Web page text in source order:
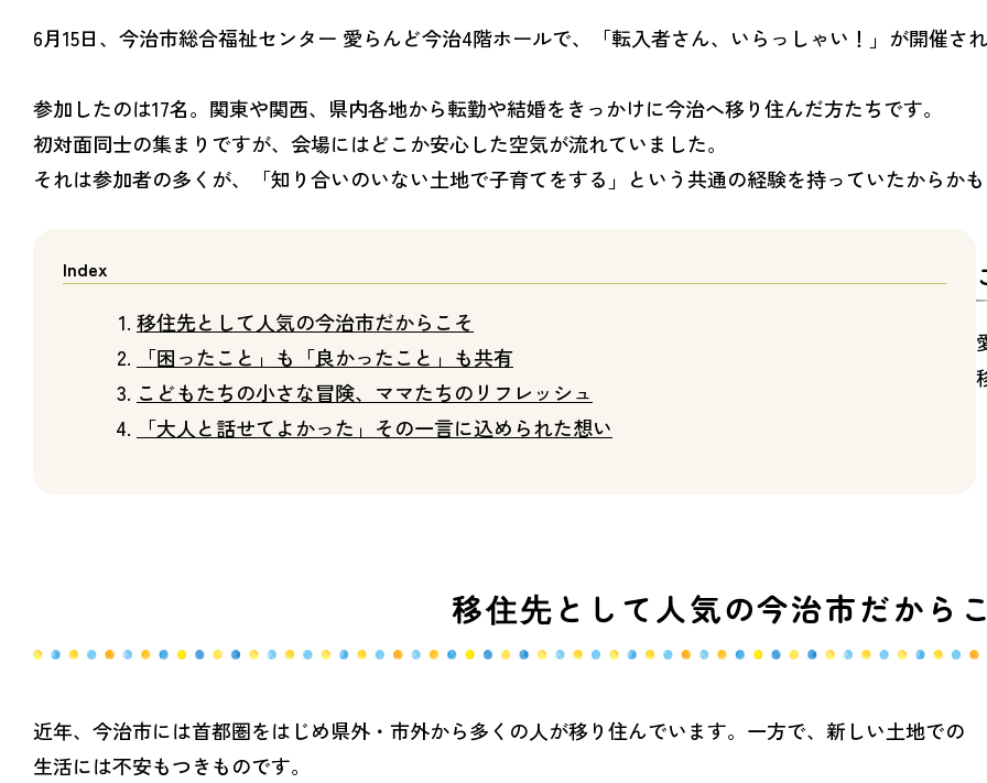
6月15日、今治市総合福祉センター 愛らんど今治4階ホールで、「転入者さん、いらっしゃい！」が開催さ
参加したのは17名。関東や関西、県内各地から転勤や結婚をきっかけに今治へ移り住んだ方たちです。
初対面同士の集まりですが、会場にはどこか安心した空気が流れていました。
それは参加者の多くが、「知り合いのいない土地で子育てをする」という共通の経験を持っていたからか
移住先として人気の今治市だからこそ
「困ったこと」も「良かったこと」も共有
こどもたちの小さな冒険、ママたちのリフレッシュ
「大人と話せてよかった」その一言に込められた想い
移住先として人気の今治市だから
近年、今治市には首都圏をはじめ県外・市外から多くの人が移り住んでいます。一方で、新しい土地での
生活には不安もつきものです。